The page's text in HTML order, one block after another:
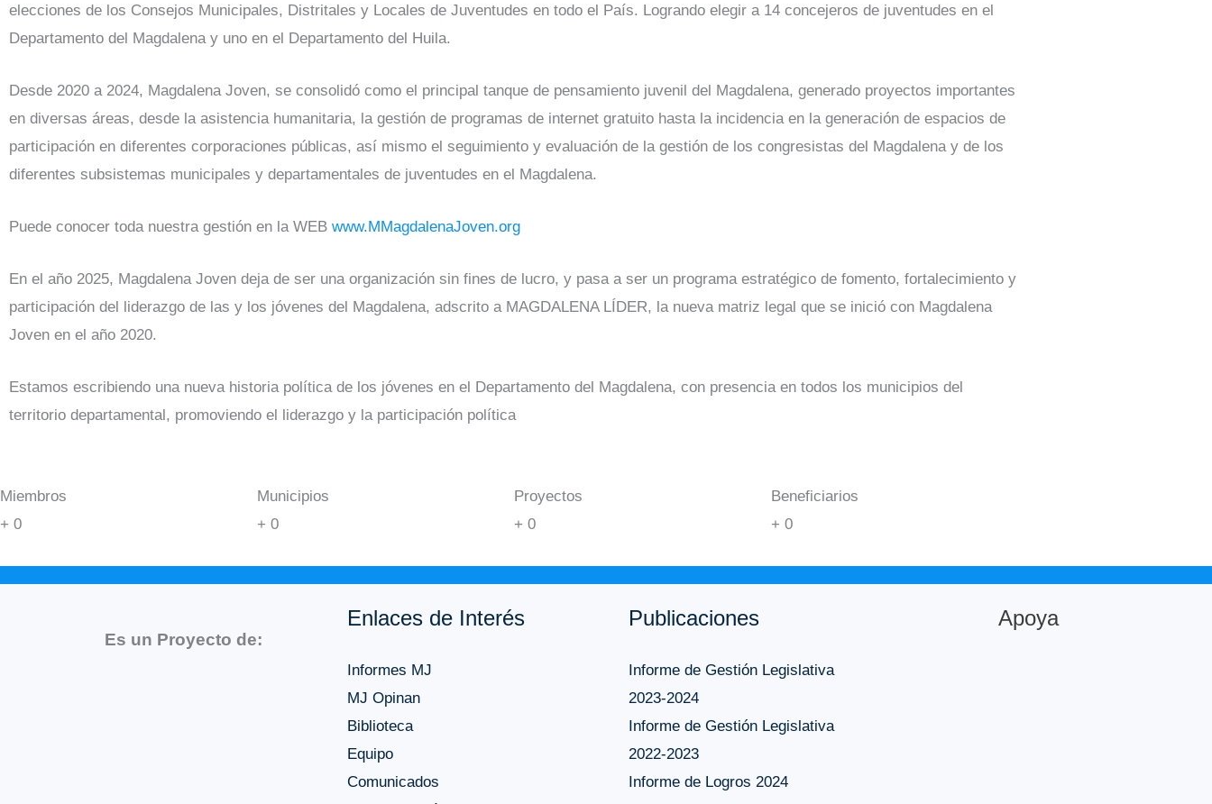
elecciones de los Consejos Municipales, Distritales y Locales de Juventudes en todo el País. Logrando elegir a 14 concejeros de juventudes en el
Departamento del Magdalena y uno en el Departamento del Huila.
Desde 2020 a 2024, Magdalena Joven, se consolidó como el principal tanque de pensamiento juvenil del Magdalena, generado proyectos importantes
en diversas áreas, desde la asistencia humanitaria, la gestión de programas de internet gratuito hasta la incidencia en la generación de espacios de
participación en diferentes corporaciones públicas, así mismo el seguimiento y evaluación de la gestión de los congresistas del Magdalena y de los
diferentes subsistemas municipales y departamentales de juventudes en el Magdalena.
Puede conocer toda nuestra gestión en la WEB www.MMagdalenaJoven.org
En el año 2025, Magdalena Joven deja de ser una organización sin fines de lucro, y pasa a ser un programa estratégico de fomento, fortalecimiento y
participación del liderazgo de las y los jóvenes del Magdalena, adscrito a MAGDALENA LÍDER, la nueva matriz legal que se inició con Magdalena
Joven en el año 2020.
Estamos escribiendo una nueva historia política de los jóvenes en el Departamento del Magdalena, con presencia en todos los municipios del
territorio departamental, promoviendo el liderazgo y la participación política
Miembros
+ 0
Municipios
+ 0
Proyectos
+ 0
Beneficiarios
+ 0
Es un Proyecto de:
Enlaces de Interés
Informes MJ
MJ Opinan
Biblioteca
Equipo
Comunicados
Publicaciones
Informe de Gestión Legislativa
2023-2024
Informe de Gestión Legislativa
2022-2023
Informe de Logros 2024
Apoya